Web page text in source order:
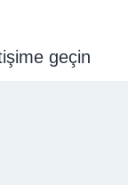
geçin